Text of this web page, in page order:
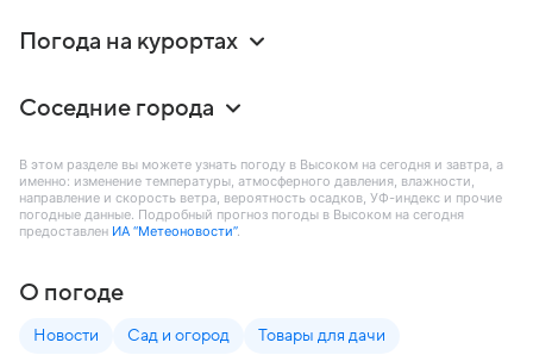
Погода на курортах
Соседние города
В этом разделе вы можете узнать погоду в Высоком на сегодня и завтра, а
именно: изменение температуры, атмосферного давления, влажности,
направление и скорость ветра, вероятность осадков, УФ-индекс и прочие
погодные данные. Подробный прогноз погоды в Высоком на сегодня
предоставлен ИА “Метеоновости”.
О погоде
Новости Сад и огород Товары для дачи